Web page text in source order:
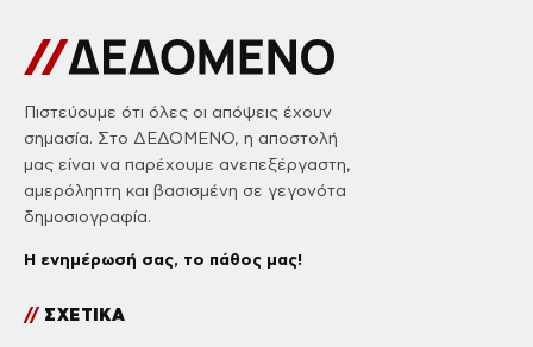
Πιστεύουμε ότι όλες οι απόψεις έχουν
σημασία. Στο ΔΕΔΟΜΕΝΟ, η αποστολή
μας είναι να παρέχουμε ανεπεξέργαστη,
αμερόληπτη και βασισμένη σε γεγονότα
δημοσιογραφία.
Η ενημέρωσή σας, το πάθος μας!
//ΣΧΕΤΙΚΑ